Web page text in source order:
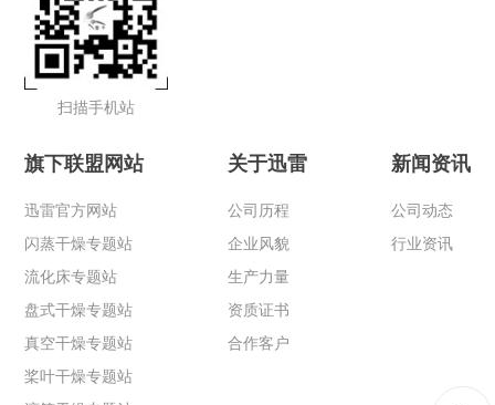
扫描手机站
旗下联盟网站
迅雷官方网站
闪蒸干燥专题站
流化床专题站
盘式干燥专题站
真空干燥专题站
桨叶干燥专题站
关于迅雷
公司历程
企业风貌
生产力量
资质证书
合作客户
新闻资讯
公司动态
行业资讯